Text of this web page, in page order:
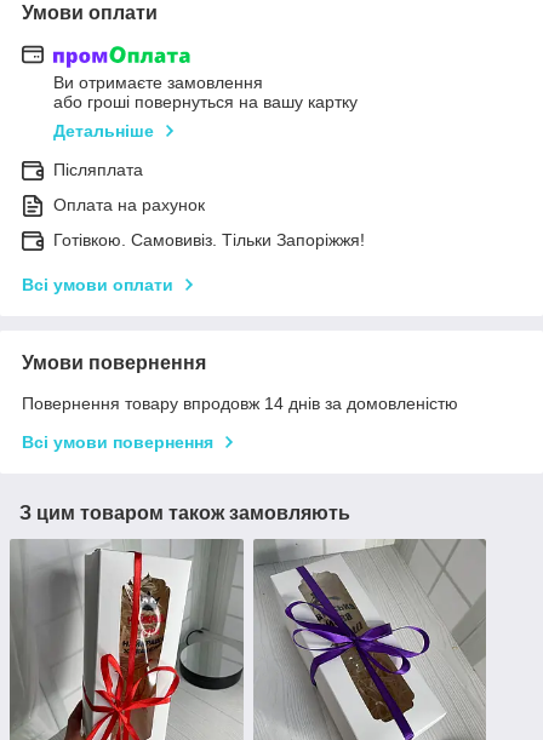
Умови оплати
Ви отримаєте замовлення
або гроші повернуться на вашу картку
Детальніше
Післяплата
Оплата на рахунок
Готівкою. Самовивіз. Тільки Запоріжжя!
Всі умови оплати
Умови повернення
Повернення товару впродовж 14 днів за домовленістю
Всі умови повернення
З цим товаром також замовляють